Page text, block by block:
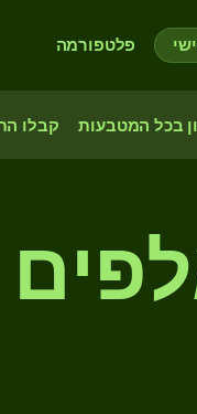
פלטפורמה
בכל המטבעות קבלו